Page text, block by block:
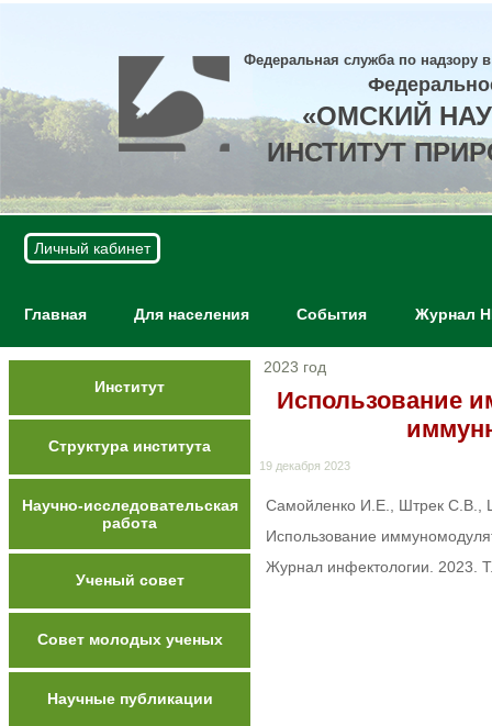
Федеральная служба по надзору
«ОМСКИЙ
ИНСТИТУТ
Личный кабинет
Главная Для населения События Журнал
Институт
Структура института
Научно-исследовательская
работа
Ученый совет
Совет молодых ученых
Научные публикации
2023 год
Использование
19 декабря 2023
Самойленко И.Е., Штрек С.В.,
Использование
Журнал инфектологии. 2023.